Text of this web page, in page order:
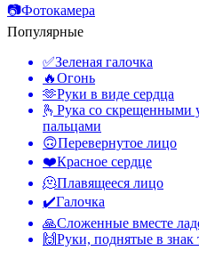
📷Фотокамера
Популярные
✅Зеленая галочка
🔥Огонь
🫶Руки в виде сердца
🫰 Рука со скрещенными
пальцами
🙃Перевернутое лицо
❤️Красное сердце
🫠Плавящееся лицо
✔️Галочка
🙏Сложенные вместе
🙌Руки, поднятые в знак